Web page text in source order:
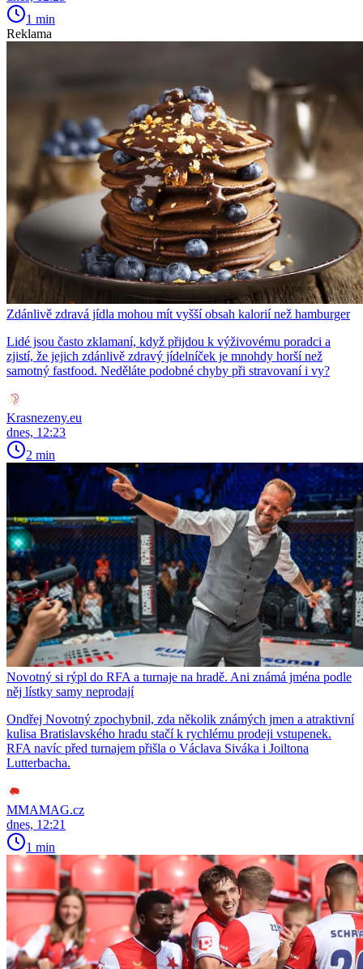
1 min
Reklama
Zdánlivě zdravá jídla mohou mít vyšší obsah kalorií než hamburger
Lidé jsou často zklamaní, když přijdou k výživovému poradci a
zjistí, že jejich zdánlivě zdravý jídelníček je mnohdy horší než
samotný fastfood. Neděláte podobné chyby při stravovaní i vy?
Krasnezeny.eu
dnes, 12:23
2 min
Novotný si rýpl do RFA a turnaje na hradě. Ani známá jména podle
něj lístky samy neprodají
Ondřej Novotný zpochybnil, zda několik známých jmen a atraktivní
kulisa Bratislavského hradu stačí k rychlému prodeji vstupenek.
RFA navíc před turnajem přišla o Václava Siváka i Joiltona
Lutterbacha.
MMAMAG.cz
dnes, 12:21
1 min